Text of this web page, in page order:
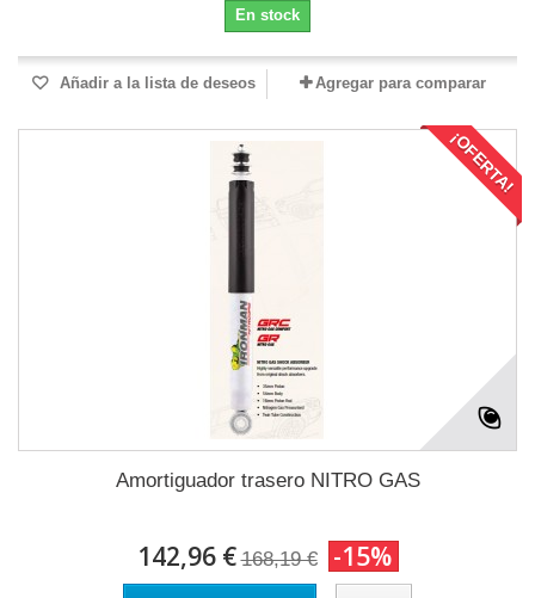
En stock
Añadir a la lista de deseos Agregar para comparar
¡OFERTA!
Amortiguador trasero NITRO GAS
142,96 € 168,19 € -15%